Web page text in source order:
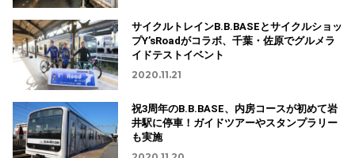
サイクルトレインB.B.BASEとサイクルショッ
プY’sRoadがコラボ、千葉・佐原でグルメラ
イドテストイベント
2020.11.21
祝3周年のB.B.BASE、内房コースが初めて岩
井駅に停車！ガイドツアーやスタンプラリー
も実施